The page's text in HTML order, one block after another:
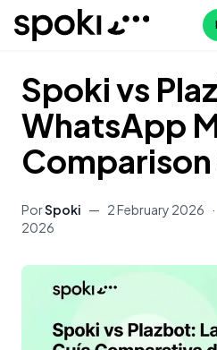
Spoki
Spoki vs
WhatsApp
PorSpoki — 2 February 2026 ·
2026
Contenido